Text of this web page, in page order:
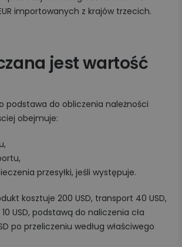
importowanych z krajów trzecich.
jest wartość
podstawa do obliczenia należności
obejmuje:
przesyłki, jeśli występuje.
kosztuje 200 USD, transport 40 USD,
USD, podstawą do naliczenia cła
po przeliczeniu według właściwego